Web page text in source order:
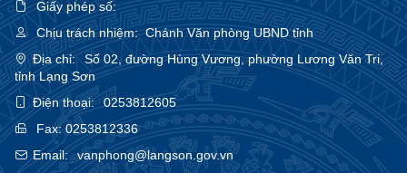
Giấy phép số:
Chịu trách nhiệm:Chánh Văn phòng UBND tỉnh
Địa chỉ:
Số 02, đường Hùng Vương, phường Lương Văn Tri,
tỉnh Lạng Sơn
Điện thoại:
0253812605
Fax:0253812336
Email:
vanphong@langson.gov.vn